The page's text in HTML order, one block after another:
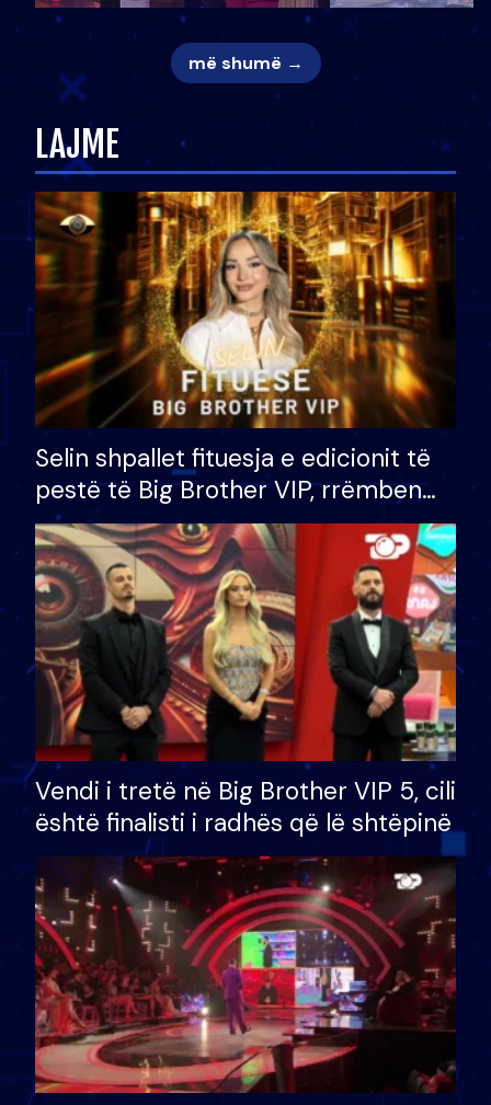
më shumë →
LAJME
Selin shpallet fituesja e edicionit të
pestë të Big Brother VIP, rrëmben
çmimin e madh prej 100 mijë eurosh
Vendi i tretë në Big Brother VIP 5, cili
është finalisti i radhës që lë shtëpinë